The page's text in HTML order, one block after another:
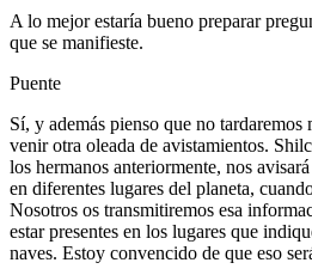
A lo mejor estaría bueno preparar
que se manifieste.
Puente
Sí, y además pienso que no tardaremos
venir otra oleada de avistamientos.
los hermanos anteriormente, nos
en diferentes lugares del planeta,
Nosotros os transmitiremos esa
estar presentes en los lugares que
naves. Estoy convencido de que eso